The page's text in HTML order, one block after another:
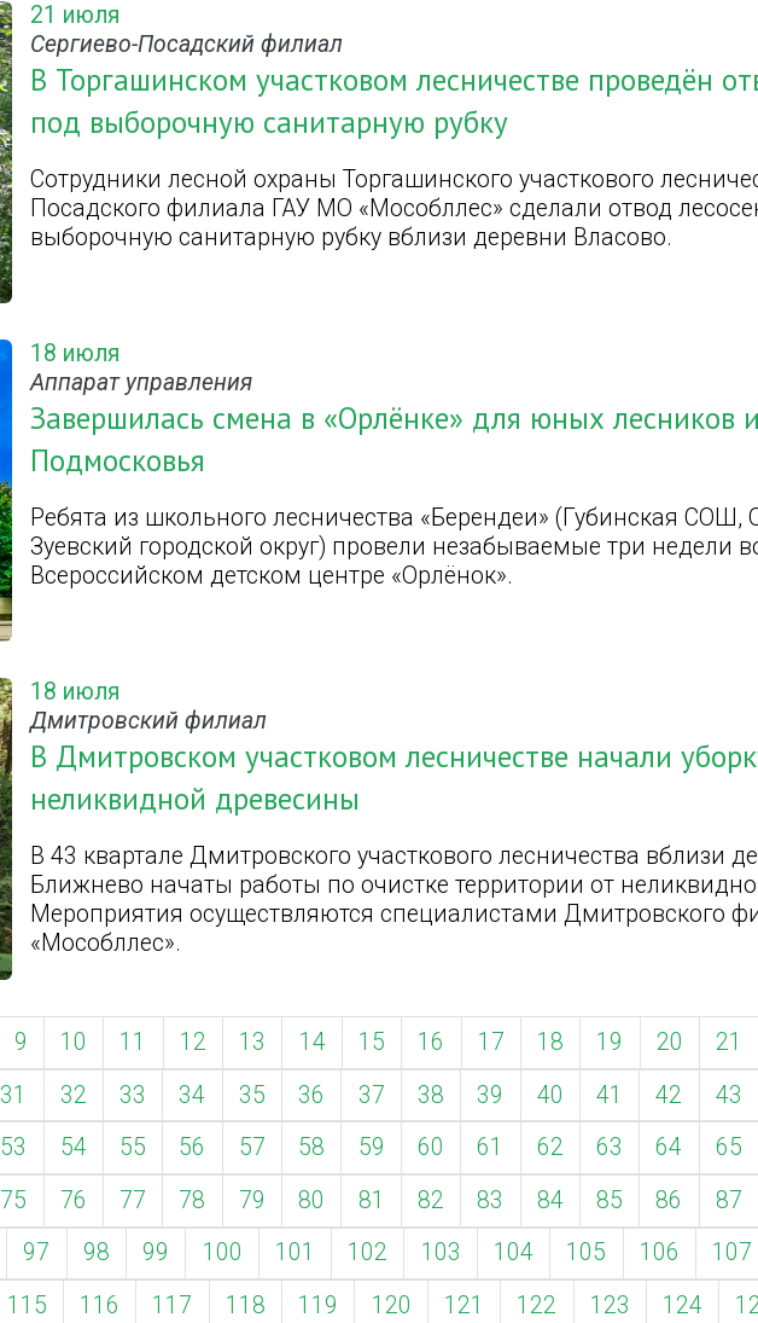
21 июля
Сергиево-Посадский филиал
В Торгашинском участковом лесничестве проведён
под выборочную санитарную рубку
Сотрудники лесной охраны Торгашинского участкового
Посадского филиала ГАУ МО «Мособллес» сделали отвод
выборочную санитарную рубку вблизи деревни Власово.
18 июля
Аппарат управления
Завершилась смена в «Орлёнке» для юных лесников
Подмосковья
Ребята из школьного лесничества «Берендеи» (Губинская СОШ,
Зуевский городской округ) провели незабываемые три недели
Всероссийском детском центре «Орлёнок».
18 июля
Дмитровский филиал
В Дмитровском участковом лесничестве начали
неликвидной древесины
В 43 квартале Дмитровского участкового лесничества вблизи
Ближнево начаты работы по очистке территории от
Мероприятия осуществляются специалистами Дмитровского
«Мособллес».
9 10 11 12 13 14 15 16 17 18 19 20 21
31 32 33 34 35 36 37 38 39 40 41 42 43
53 54 55 56 57 58 59 60 61 62 63 64 65
75 76 77 78 79 80 81 82 83 84 85 86 87
97 98 99 100 101 102 103 104 105 106 107
115 116 117 118 119 120 121 122 123 124